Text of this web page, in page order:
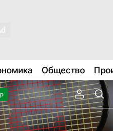
Общество